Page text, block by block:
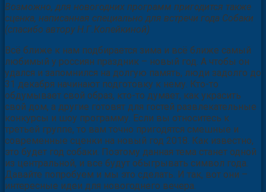
Возможно, для новогодних программ пригодится также
сценка, написанная специально для встречи года Собаки
(спасибо автору Н.Г.Копейкиной)
Всё ближе к нам подбирается зима и всё ближе самый
любимый у россиян праздник – новый год. А чтобы он
удался и запомнился на долгую память, люди задолго до
31 декабря начинают подготовку к нему. Кто-то
обдумывает свой образ, кто-то думает, как украсить
свой дом, а другие готовят для гостей развлекательные
конкурсы и шоу программу. Если вы относитесь к
третьей группе, то вам точно пригодятся смешные и
современные сценки на новый год 2018. Как известно,
это будет год собаки. Поэтому данная тема станет одной
из центральной, и все будут обыгрывать символ года.
Давайте попробуем и мы это сделать. И так, вот они –
интересные идеи для новогоднего вечера.